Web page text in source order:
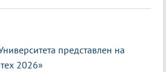
представлен на
2026»